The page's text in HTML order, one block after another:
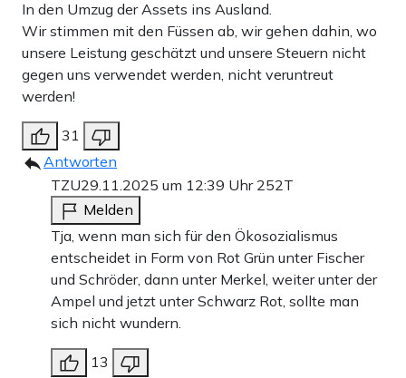
In den Umzug der Assets ins Ausland.
Wir stimmen mit den Füssen ab, wir gehen dahin, wo
unsere Leistung geschätzt und unsere Steuern nicht
gegen uns verwendet werden, nicht veruntreut
werden!
31
Antworten
TZU29.11.2025 um 12:39 Uhr 252T
Melden
Tja, wenn man sich für den Ökosozialismus
entscheidet in Form von Rot Grün unter Fischer
und Schröder, dann unter Merkel, weiter unter der
Ampel und jetzt unter Schwarz Rot, sollte man
sich nicht wundern.
13